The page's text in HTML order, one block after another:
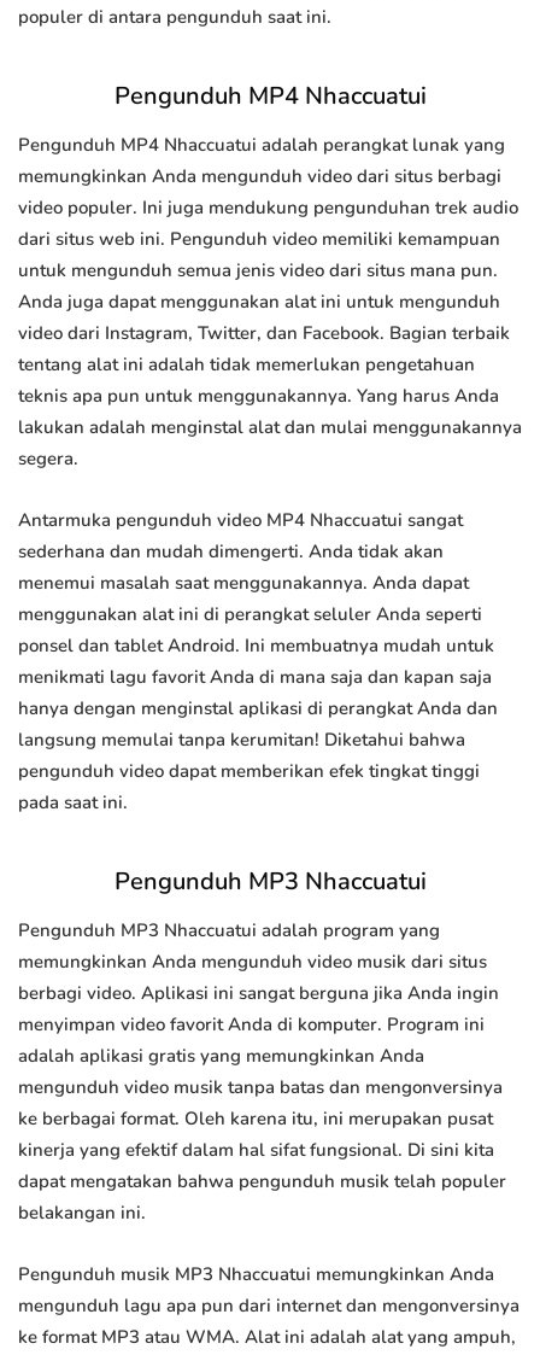
populer di antara pengunduh saat ini.
Pengunduh MP4 Nhaccuatui
Pengunduh MP4 Nhaccuatui adalah perangkat lunak yang
memungkinkan Anda mengunduh video dari situs berbagi
video populer. Ini juga mendukung pengunduhan trek audio
dari situs web ini. Pengunduh video memiliki kemampuan
untuk mengunduh semua jenis video dari situs mana pun.
Anda juga dapat menggunakan alat ini untuk mengunduh
video dari Instagram, Twitter, dan Facebook. Bagian terbaik
tentang alat ini adalah tidak memerlukan pengetahuan
teknis apa pun untuk menggunakannya. Yang harus Anda
lakukan adalah menginstal alat dan mulai menggunakannya
segera.
Antarmuka pengunduh video MP4 Nhaccuatui sangat
sederhana dan mudah dimengerti. Anda tidak akan
menemui masalah saat menggunakannya. Anda dapat
menggunakan alat ini di perangkat seluler Anda seperti
ponsel dan tablet Android. Ini membuatnya mudah untuk
menikmati lagu favorit Anda di mana saja dan kapan saja
hanya dengan menginstal aplikasi di perangkat Anda dan
langsung memulai tanpa kerumitan! Diketahui bahwa
pengunduh video dapat memberikan efek tingkat tinggi
pada saat ini.
Pengunduh MP3 Nhaccuatui
Pengunduh MP3 Nhaccuatui adalah program yang
memungkinkan Anda mengunduh video musik dari situs
berbagi video. Aplikasi ini sangat berguna jika Anda ingin
menyimpan video favorit Anda di komputer. Program ini
adalah aplikasi gratis yang memungkinkan Anda
mengunduh video musik tanpa batas dan mengonversinya
ke berbagai format. Oleh karena itu, ini merupakan pusat
kinerja yang efektif dalam hal sifat fungsional. Di sini kita
dapat mengatakan bahwa pengunduh musik telah populer
belakangan ini.
Pengunduh musik MP3 Nhaccuatui memungkinkan Anda
mengunduh lagu apa pun dari internet dan mengonversinya
ke format MP3 atau WMA. Alat ini adalah alat yang ampuh,